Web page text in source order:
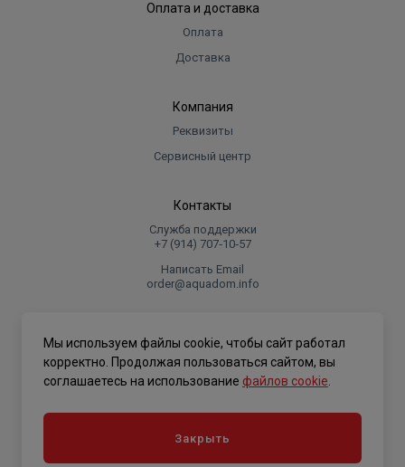
Оплата и доставка
Оплата
Доставка
Компания
Реквизиты
Сервисный центр
Контакты
Служба поддержки
+7 (914) 707‑10‑57
Написать Email
order@aquadom.info
.
Мы используем файлы cookie, чтобы сайт работал
корректно. Продолжая пользоваться сайтом, вы
соглашаетесь на использование файлов cookie
Закрыть